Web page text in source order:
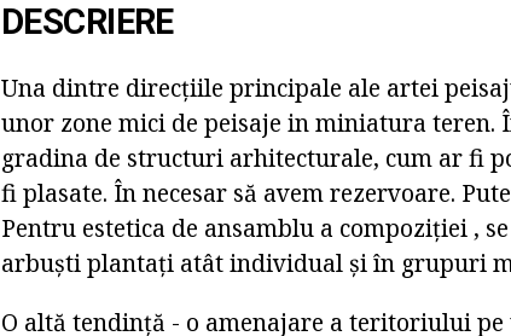
DESCRIERE
Una dintre direcțiile principale ale artei
unor zone mici de peisaje in miniatura
gradina de structuri arhitecturale, cum ar fi
fi plasate. În necesar să avem rezervoare.
Pentru estetica de ansamblu a compoziției ,
arbuști plantați atât individual și în grupuri
O altă tendință - o amenajare a teritoriului